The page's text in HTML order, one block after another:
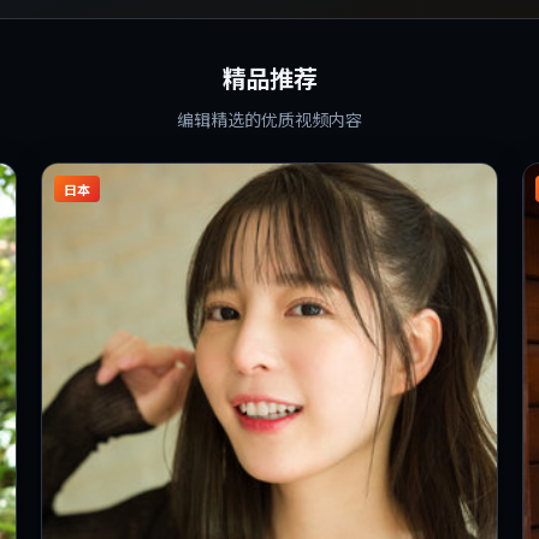
精品推荐
编辑精选的优质视频内容
日本